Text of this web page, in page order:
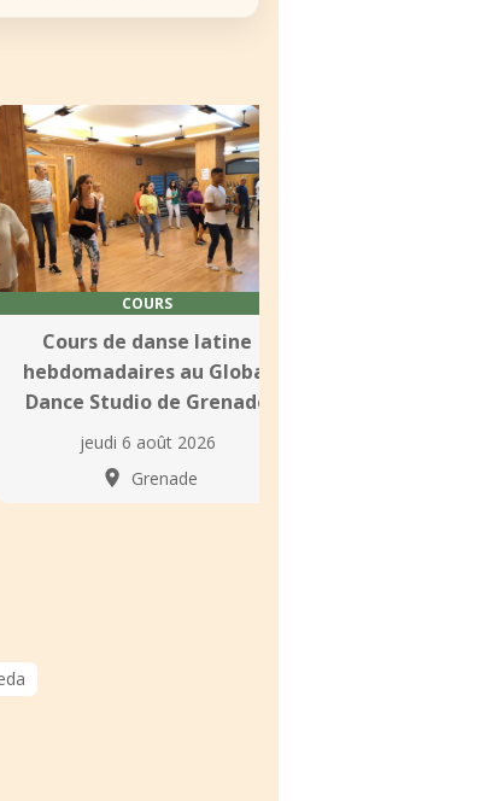
COURS
Cours de danse latine
hebdomadaires au Global
Dance Studio de Grenade
jeudi 6 août 2026
Grenade